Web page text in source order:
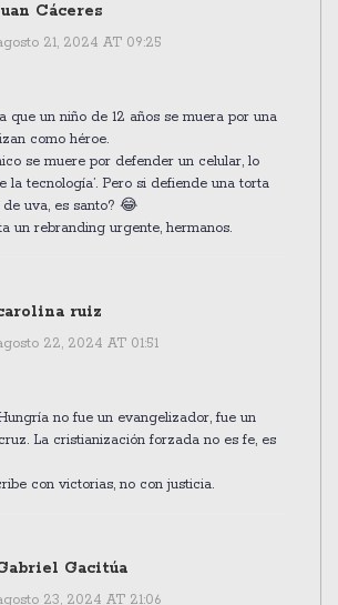
Cáceres
21, 2024 AT 09:25
que un niño de 12 años se muera por una
como héroe.
se muere por defender un celular, lo
la tecnología’. Pero si defiende una torta
uva, es santo? 😂
un rebranding urgente, hermanos.
ruiz
22, 2024 AT 01:51
no fue un evangelizador, fue un
La cristianización forzada no es fe, es
con victorias, no con justicia.
Gacitúa
23, 2024 AT 21:06